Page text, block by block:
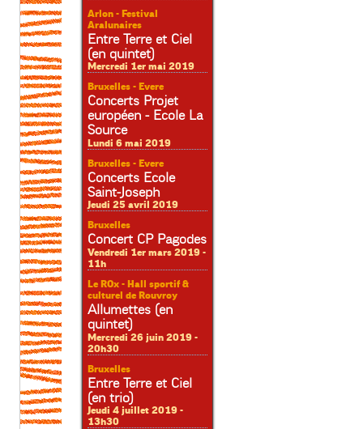
Arlon - Festival
Aralunaires
Entre Terre et Ciel
(en quintet)
Mercredi 1er mai 2019
Bruxelles - Evere
Concerts Projet
européen - Ecole La
Source
Lundi 6 mai 2019
Bruxelles - Evere
Concerts Ecole
Saint-Joseph
Jeudi 25 avril 2019
Bruxelles
Concert CP Pagodes
Vendredi 1er mars 2019 -
11h
Le ROx - Hall sportif &
culturel de Rouvroy
Allumettes (en
quintet)
Mercredi 26 juin 2019 -
20h30
Bruxelles
Entre Terre et Ciel
(en trio)
Jeudi 4 juillet 2019 -
13h30